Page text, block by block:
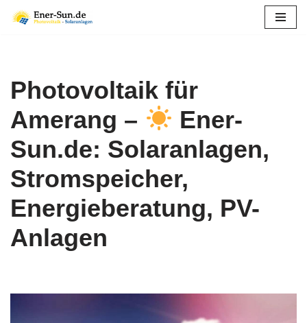
Photovoltaik für
Amerang –
Ener-
Sun.de: Solaranlagen,
Stromspeicher,
Energieberatung, PV-
Anlagen